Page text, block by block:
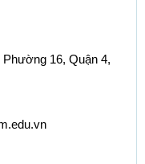
16, Quận 4,